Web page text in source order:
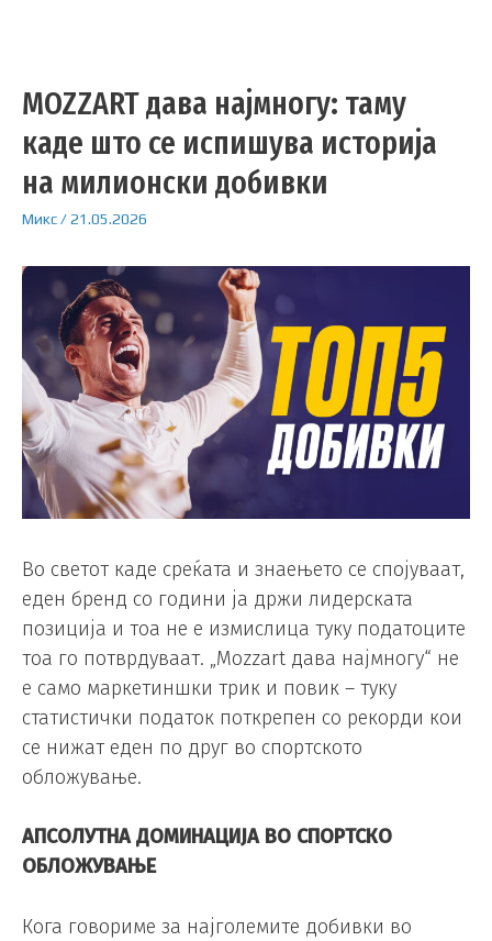
MOZZART дава најмногу: таму
каде што се испишува историја
на милионски добивки
Микс/21.05.2026
Во светот каде среќата и знаењето се спојуваат,
еден бренд со години ја држи лидерската
позиција и тоа не е измислица туку податоците
тоа го потврдуваат. „Mozzart дава најмногу“ не
е само маркетиншки трик и повик – туку
статистички податок поткрепен со рекорди кои
се нижат еден по друг во спортското
обложување.
АПСОЛУТНА ДОМИНАЦИЈА ВО СПОРТСКО
ОБЛОЖУВАЊЕ
Кога говориме за најголемите добивки во